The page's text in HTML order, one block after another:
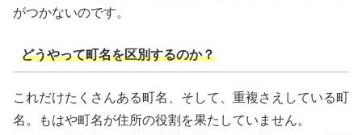
がつかないのです。
どうやって町名を区別するのか？
これだけたくさんある町名、そして、重複さえしている町
名。もはや町名が住所の役割を果たしていません。